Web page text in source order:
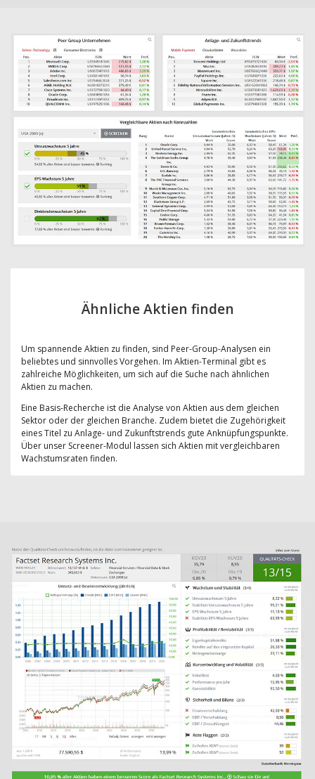
Ähnliche Aktien finden
Um spannende Aktien zu finden, sind Peer-Group-Analysen ein
beliebtes und sinnvolles Vorgehen. Im Aktien-Terminal gibt es
zahlreiche Möglichkeiten, um sich auf die Suche nach ähnlichen
Aktien zu machen.
Eine Basis-Recherche ist die Analyse von Aktien aus dem gleichen
Sektor oder der gleichen Branche. Zudem bietet die Zugehörigkeit
eines Titel zu Anlage- und Zukunftstrends gute Anknüpfungspunkte.
Über unser Screener-Modul lassen sich Aktien mit vergleichbaren
Wachstumsraten finden.